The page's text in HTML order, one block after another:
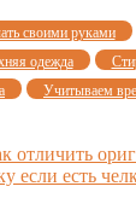
своими руками
одежда
Учитываем
отличить
если есть